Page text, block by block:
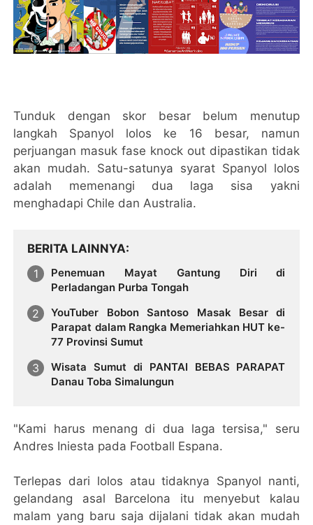
Tunduk dengan skor besar belum menutup
langkah Spanyol lolos ke 16 besar, namun
perjuangan masuk fase knock out dipastikan tidak
akan mudah. Satu-satunya syarat Spanyol lolos
adalah memenangi dua laga sisa yakni
menghadapi Chile dan Australia.
BERITA LAINNYA
Penemuan Mayat Gantung Diri di
Perladangan Purba Tongah
YouTuber Bobon Santoso Masak Besar di
Parapat dalam Rangka Memeriahkan HUT ke-
77 Provinsi Sumut
Wisata Sumut di PANTAI BEBAS PARAPAT
Danau Toba Simalungun
"Kami harus menang di dua laga tersisa," seru
Andres Iniesta pada Football Espana.
Terlepas dari lolos atau tidaknya Spanyol nanti,
gelandang asal Barcelona itu menyebut kalau
malam yang baru saja dijalani tidak akan mudah